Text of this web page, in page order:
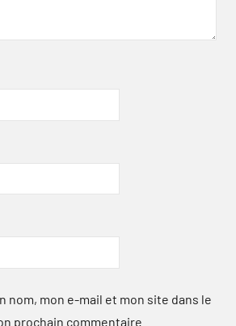
nom, mon e-mail et mon site dans le
prochain commentaire.